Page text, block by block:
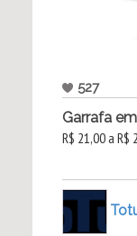
527
Garrafa
R$ 21,00 a R$